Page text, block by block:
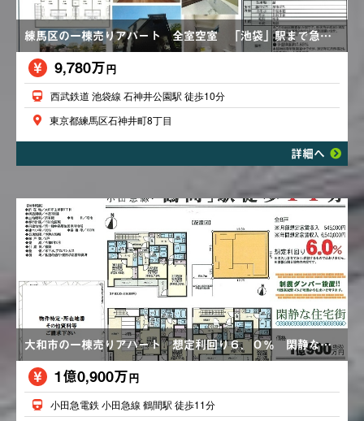
練馬区の一棟売りアパート 全室空室 「池袋」駅まで急行９分直通、アクセス良好 2025年内外リフォーム済
9,780万円
西武鉄道 池袋線 石神井公園駅 徒歩10分
東京都練馬区石神井町8丁目
詳細へ
大和市の一棟売りアパート 想定利回り６．０％ 閑静な住宅街 全８戸
1億0,900万円
小田急電鉄 小田急線 鶴間駅 徒歩11分